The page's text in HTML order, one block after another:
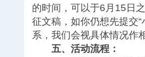
的时间，可以于6月15日
征文稿，如你仍想先提交
系，我们会视具体情况作
五、活动流程：